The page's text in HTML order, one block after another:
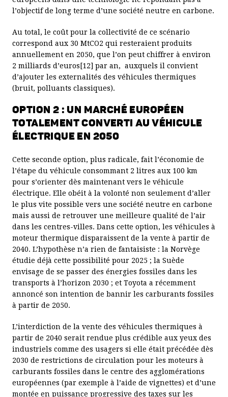
l’objectif de long terme d’une société neutre en carbone.
Au total, le coût pour la collectivité de ce scénario
correspond aux 30 MtCO2 qui resteraient produits
annuellement en 2050, que l’on peut chiffrer à environ
2 milliards d’euros[12] par an, auxquels il convient
d’ajouter les externalités des véhicules thermiques
(bruit, polluants classiques).
OPTION 2 : UN MARCHÉ EUROPÉEN
TOTALEMENT CONVERTI AU VÉHICULE
ÉLECTRIQUE EN 2050
Cette seconde option, plus radicale, fait l’économie de
l’étape du véhicule consommant 2 litres aux 100 km
pour s’orienter dès maintenant vers le véhicule
électrique. Elle obéit à la volonté non seulement d’aller
le plus vite possible vers une société neutre en carbone
mais aussi de retrouver une meilleure qualité de l’air
dans les centres-villes. Dans cette option, les véhicules à
moteur thermique disparaissent de la vente à partir de
2040. L’hypothèse n’a rien de fantaisiste : la Norvège
étudie déjà cette possibilité pour 2025 ; la Suède
envisage de se passer des énergies fossiles dans les
transports à l’horizon 2030 ; et Toyota a récemment
annoncé son intention de bannir les carburants fossiles
à partir de 2050.
L’interdiction de la vente des véhicules thermiques à
partir de 2040 serait rendue plus crédible aux yeux des
industriels comme des usagers si elle était précédée dès
2030 de restrictions de circulation pour les moteurs à
carburants fossiles dans le centre des agglomérations
européennes (par exemple à l’aide de vignettes) et d’une
montée en puissance progressive des taxes sur les